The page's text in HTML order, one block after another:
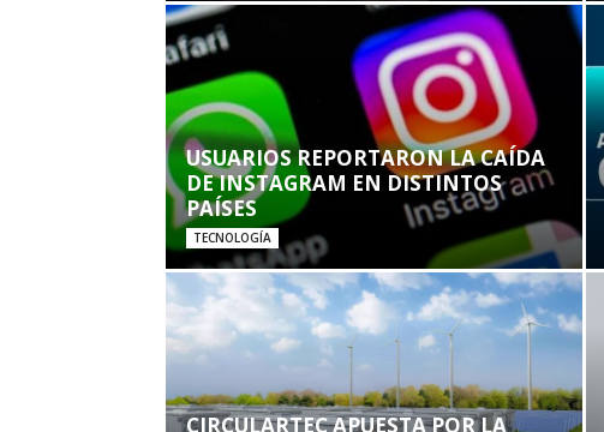
USUARIOS REPORTARON LA CAÍDA
DE INSTAGRAM EN DISTINTOS
PAÍSES
TECNOLOGÍA
CIRCULARTEC APUESTA POR LA